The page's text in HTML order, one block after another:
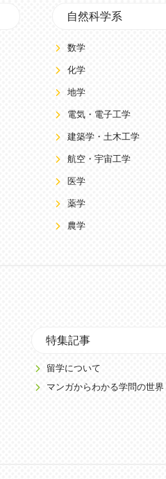
自然科学系
数学
化学
地学
電気・電子工学
建築学・土木工学
航空・宇宙工学
医学
薬学
農学
特集記事
留学について
マンガからわかる学問の世界